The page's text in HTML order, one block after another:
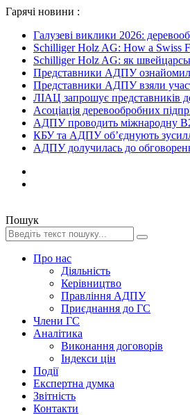
Гарячі новини :
Галузеві виклики 2026:
Schilliger Holz AG: How a Swiss
Schilliger Holz AG: як
Представники АДПУ
Представники АДПУ взяли
ЛІАЦ запрошує представників
Асоціація деревообробних
АДПУ проводить міжнародну
КБУ та АДПУ об’єднують
АДПУ долучилась до
Пошук
Про нас
Діяльність
Керівництво
Правління АДПУ
Приєднання до ГС
Члени ГС
Аналітика
Виконання договорів
Індекси цін
Події
Експертна думка
Звітність
Контакти